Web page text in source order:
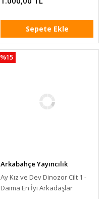
Sepete Ekle
%15
Arkabahçe Yayıncılık
Ay Kız ve Dev Dinozor Cilt 1 -
Daima En İyi Arkadaşlar